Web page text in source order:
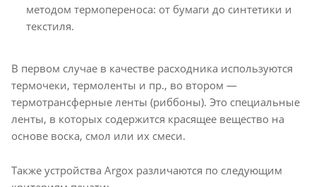
методом термопереноса: от бумаги до синтетики и
текстиля.
В первом случае в качестве расходника используются
термочеки, термоленты и пр., во втором —
термотрансферные ленты (риббоны). Это специальные
ленты, в которых содержится красящее вещество на
основе воска, смол или их смеси.
Также устройства Argox различаются по следующим